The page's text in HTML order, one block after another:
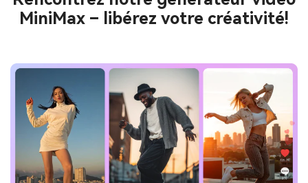
MiniMax – libérez votre créativité!